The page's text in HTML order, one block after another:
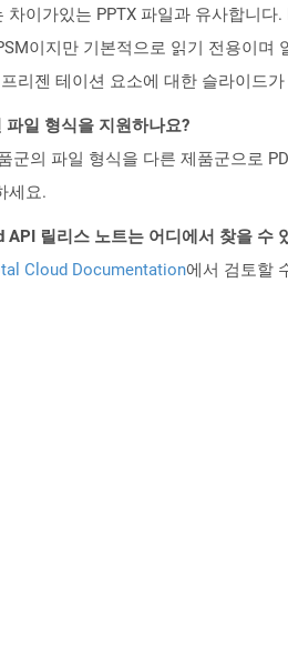
차이가있는 PPTX 파일과 유사합니
이지만 기본적으로 읽기 전용이며
리젠 테이션 요소에 대한 슬라이드
일 형식을 지원하나요?
의 파일 형식을 다른 제품군으로
세요.
API 릴리스 노트는 어디에서 찾을 수
Cloud Documentation에서 검토할